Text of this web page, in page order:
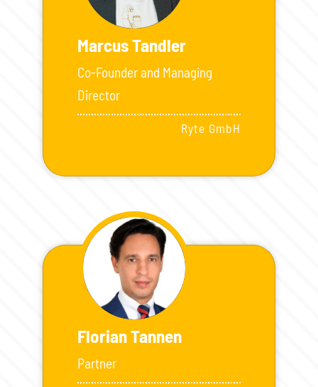
Marcus Tandler
Co-Founder and Managing
Director
Ryte GmbH
Florian Tannen
Partner